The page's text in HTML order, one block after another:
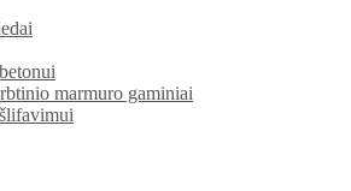
marmuro gaminiai